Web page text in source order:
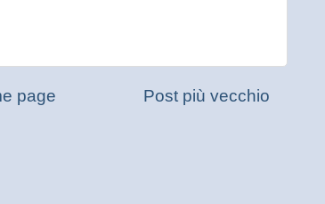
Post più vecchio
page